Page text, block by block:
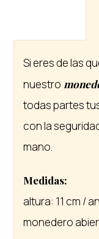
Si eres de las
nuestro
todas partes
con la
mano.
Medidas:
altura: 11 cm /
monedero